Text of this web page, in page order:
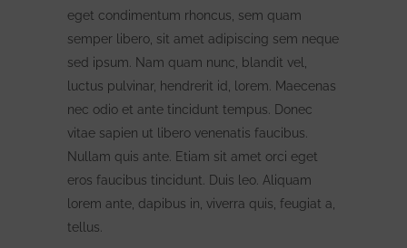
eget condimentum rhoncus, sem quam
semper libero, sit amet adipiscing sem neque
sed ipsum. Nam quam nunc, blandit vel,
luctus pulvinar, hendrerit id, lorem. Maecenas
nec odio et ante tincidunt tempus. Donec
vitae sapien ut libero venenatis faucibus.
Nullam quis ante. Etiam sit amet orci eget
eros faucibus tincidunt. Duis leo. Aliquam
lorem ante, dapibus in, viverra quis, feugiat a,
tellus.